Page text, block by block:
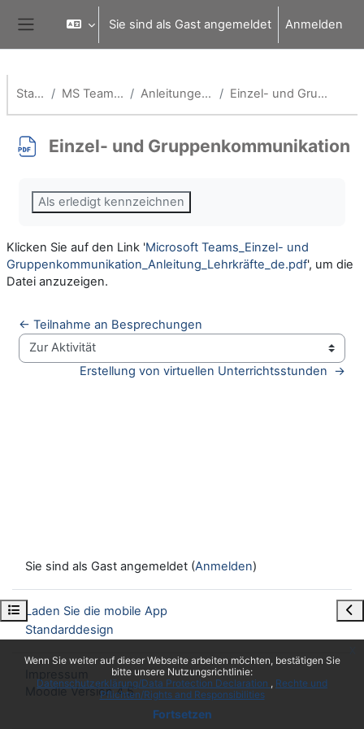
Wenn Sie weiter auf dieser Webseite arbeiten möchten, bestätigen Sie
bitte unsere Nutzungsrichtlinie:
Datenschutzerklärung/Data Protection Declaration
Rechte und
Pflichten/Rights and Responsibilities
Fortsetzen
Website-Übersicht
Sie sind als Gast angemeldet Anmelden
Kursindex öffnen
Startseite MS Teams für Schulen Anleitungen für Lehrende Einzel- und Gruppenkommunikation
Einzel- und Gruppenkommunikation
Als erledigt kennzeichnen
Klicken Sie auf den Link 'Microsoft Teams_Einzel- und
Gruppenkommunikation_Anleitung_Lehrkräfte_de.pdf', um die
Datei anzuzeigen.
← Teilnahme an Besprechungen
Zur Aktivität
Erstellung von virtuellen Unterrichtsstunden  →
Sie sind als Gast angemeldet (Anmelden)
Laden Sie die mobile App
Standarddesign
Moodle Version 4.5